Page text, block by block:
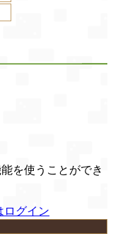
を使うことができ
ログイン